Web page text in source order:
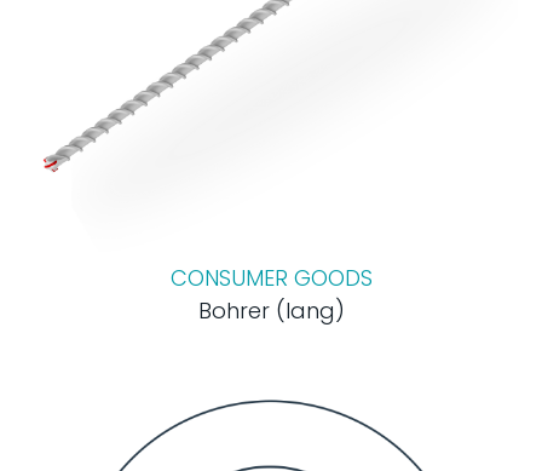
CONSUMER GOODS
Bohrer (lang)